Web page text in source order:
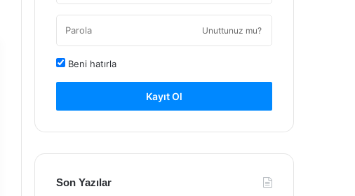
Unuttunuz mu?
Beni hatırla
Kayıt Ol
Son Yazılar